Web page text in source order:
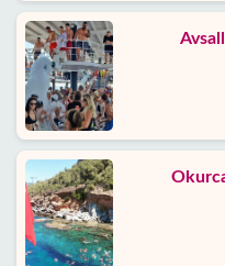
Haftung
Schutz
Daten
Kontakt